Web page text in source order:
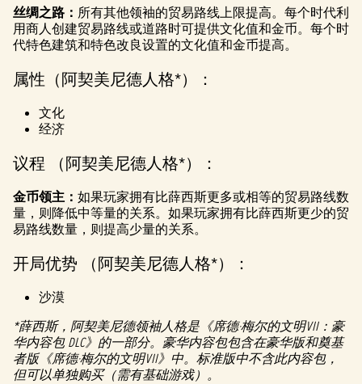
丝绸之路： 所有其他领袖的贸易路线上限提高。每个时代利
用商人创建贸易路线或道路时可提供文化值和金币。每个时
代特色建筑和特色改良设置的文化值和金币提高。
属性（阿契美尼德人格*）：
文化
经济
议程 （阿契美尼德人格*）：
金币领主： 如果玩家拥有比薛西斯更多或相等的贸易路线数
量，则降低中等量的关系。如果玩家拥有比薛西斯更少的贸
易路线数量，则提高少量的关系。
开局优势 （阿契美尼德人格*）：
沙漠
*薛西斯，阿契美尼德领袖人格是《席德·梅尔的文明VII：豪
华内容包 DLC》的一部分。豪华内容包包含在豪华版和奠基
者版《席德·梅尔的文明VII》中。标准版中不含此内容包，
但可以单独购买（需有基础游戏）。